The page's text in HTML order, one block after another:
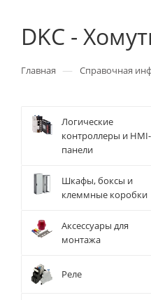
DKC -
Главная — Справочная
Логические
контроллеры и HMI-
панели
Шкафы, боксы и
клеммные коробки
Аксессуары для
монтажа
Реле